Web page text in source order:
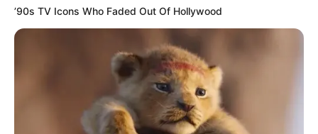
’90s TV Icons Who Faded Out Of Hollywood